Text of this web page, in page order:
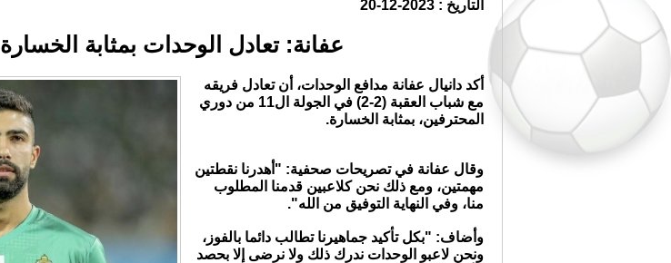
التاريخ : 2023-12-20
عفانة: تعادل الوحدات بمثابة الخسارة
أكد دانيال عفانة مدافع الوحدات، أن تعادل فريقه
مع شباب العقبة (2-2) في الجولة ال11 من دوري
المحترفين، بمثابة الخسارة.
وقال عفانة في تصريحات صحفية: "أهدرنا نقطتين
مهمتين، ومع ذلك نحن كلاعبين قدمنا المطلوب
منا، وفي النهاية التوفيق من الله".
وأضاف: "بكل تأكيد جماهيرنا تطالب دائما بالفوز،
ونحن لاعبو الوحدات ندرك ذلك ولا نرضى إلا بحصد